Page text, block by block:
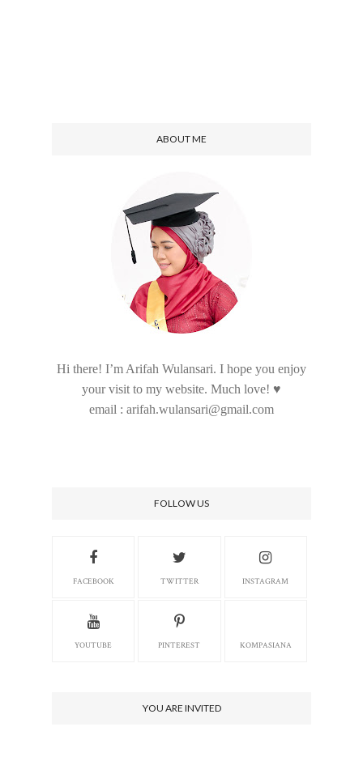
ABOUT ME
Hi there! I’m Arifah Wulansari. I hope you enjoy
your visit to my website. Much love! ♥
email : arifah.wulansari@gmail.com
FOLLOW US
FACEBOOK TWITTER INSTAGRAM
YOUTUBE PINTEREST KOMPASIANA
YOU ARE INVITED